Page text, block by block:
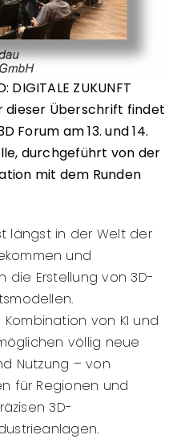
DIGITALE ZUKUNFT
dieser Überschrift findet
Forum am 13. und 14.
durchgeführt von der
mit dem Runden
längst in der Welt der
und
die Erstellung von 3D-
von KI und
völlig neue
Nutzung – von
für Regionen und
3D-